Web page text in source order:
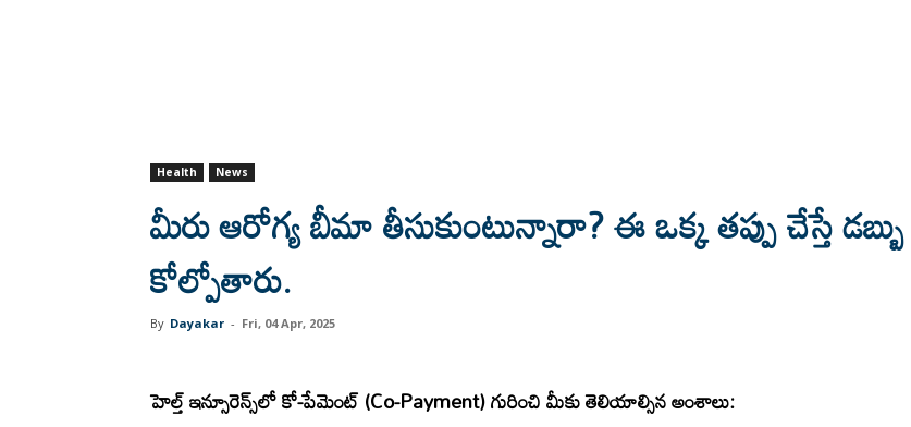
Health News
మీరు ఆరోగ్య బీమా తీసుకుంటున్నారా? ఈ ఒక్క తప్పు చేస్తే డబ్బు
కోల్పోతారు.
By Dayakar - Fri, 04 Apr, 2025
హెల్త్ ఇన్సూరెన్స్‌లో కో-పేమెంట్ (Co-Payment) గురించి మీకు తెలియాల్సిన అంశాలు: